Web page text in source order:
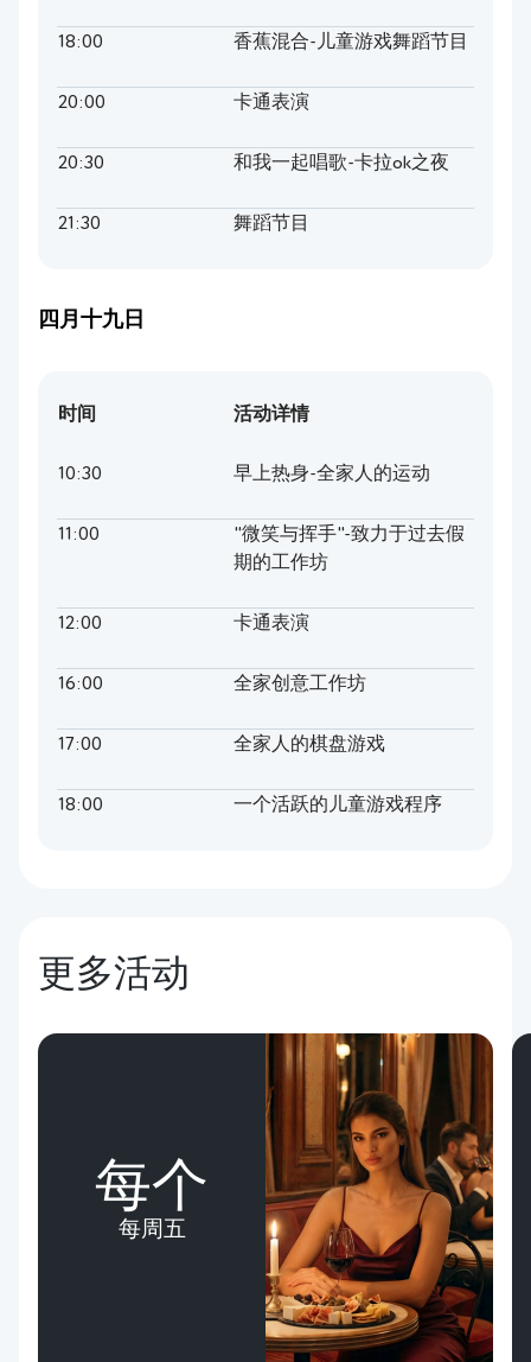
18:00 香蕉混合-儿童游戏舞蹈节目
20:00 卡通表演
20:30 和我一起唱歌-卡拉ok之夜
21:30 舞蹈节目
四月十九日
时间 活动详情
10:30 早上热身-全家人的运动
11:00
"微笑与挥手"-致力于过去假
期的工作坊
12:00 卡通表演
16:00 全家创意工作坊
17:00 全家人的棋盘游戏
18:00 一个活跃的儿童游戏程序
更多活动
每个
每周五